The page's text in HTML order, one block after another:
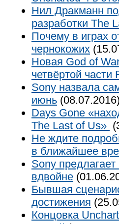
Нил Дракманн
разработки The
Почему в играх
чернокожих
Новая God of
четвёртой части
Sony назвала
июнь (08.07.2016)
Days Gone
The Last of Us»
Не ждите
в ближайшее
Sony
вдвойне
Бывшая
достижения
Концовка